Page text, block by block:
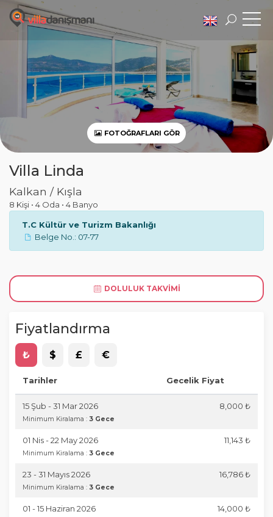
FOTOĞRAFLARI GÖR
Villa Linda
Kalkan / Kışla
8 Kişi • 4 Oda • 4 Banyo
T.C Kültür ve Turizm Bakanlığı
Belge No.: 07-77
DOLULUK TAKVIMI
Fiyatlandırma
₺ $ £ €
Tarihler Gecelik Fiyat
15 Şub - 31 Mar 2026
Minimum Kiralama : 3 Gece
8,000 ₺
01 Nis - 22 May 2026
Minimum Kiralama : 3 Gece
11,143 ₺
23 - 31 Mayıs 2026
Minimum Kiralama : 3 Gece
16,786 ₺
01 - 15 Haziran 2026 14,000 ₺